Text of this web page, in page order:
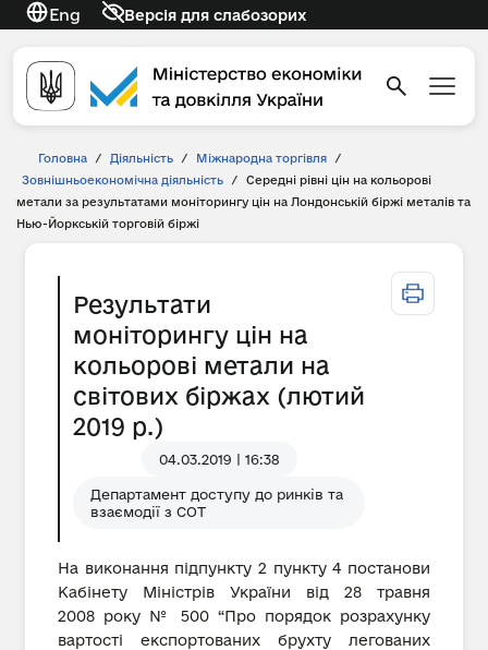
Eng Версія для слабозорих
Головна / Діяльність / Міжнародна торгівля
/
Зовнішньоекономічна діяльність
/
Середні рівні цін на кольорові
метали за результатами моніторингу цін на Лондонській біржі металів та
Нью-Йоркській торговій біржі
Результати
моніторингу цін на
кольорові метали на
світових біржах (лютий
2019 р.)
04.03.2019 | 16:38
Департамент доступу до ринків та
взаємодії з СОТ
На виконання підпункту 2 пункту 4 постанови
Кабінету Міністрів України від 28 травня
2008 року № 500 “Про порядок розрахунку
вартості експортованих брухту легованих